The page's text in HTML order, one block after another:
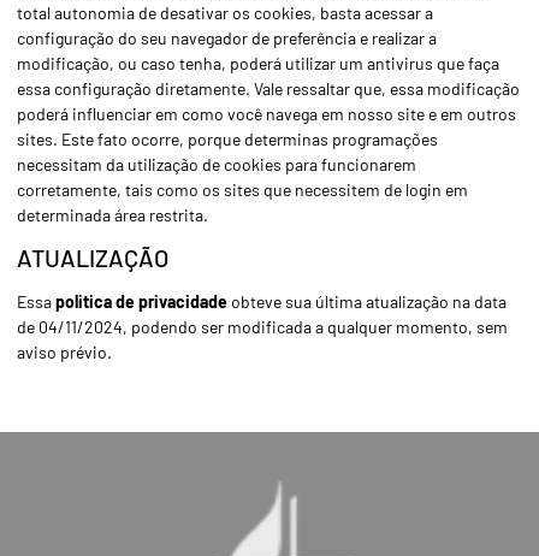
total autonomia de desativar os cookies, basta acessar a
configuração do seu navegador de preferência e realizar a
modificação, ou caso tenha, poderá utilizar um antivirus que faça
essa configuração diretamente. Vale ressaltar que, essa modificação
poderá influenciar em como você navega em nosso site e em outros
sites. Este fato ocorre, porque determinas programações
necessitam da utilização de cookies para funcionarem
corretamente, tais como os sites que necessitem de login em
determinada área restrita.
ATUALIZAÇÃO
Essapolitica de privacidadeobteve sua última atualização na data
de 04/11/2024, podendo ser modificada a qualquer momento, sem
aviso prévio.